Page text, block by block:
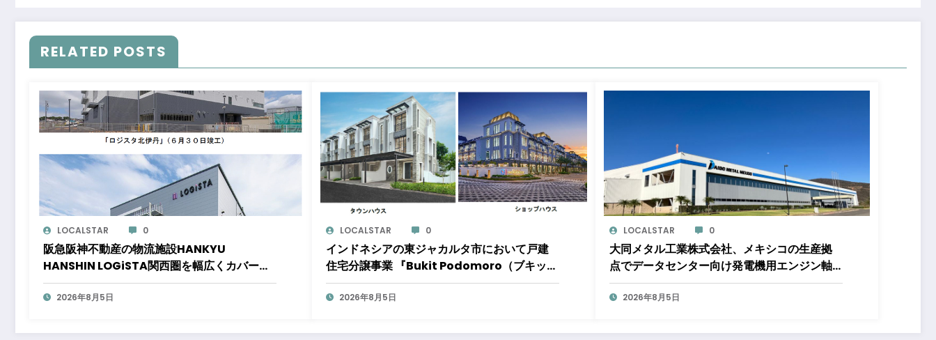
RELATED POSTS
LOCALSTAR 0
阪急阪神不動産の物流施設HANKYU
HANSHIN LOGiSTA関西圏を幅広くカバーで
きる好立地に新たな物流施設が誕生「ロジス
タ北伊丹」と「ロジスタ京都伏見」が竣工し
2026年8月5日
LOCALSTAR 0
インドネシアの東ジャカルタ市において戸建
住宅分譲事業 『Bukit Podomoro（ブキット
ポドモロ）』に参画しますタウンハウスとシ
ョップハウスを合わせた総戸数432戸のプロジ
2026年8月5日
LOCALSTAR 0
大同メタル工業株式会社、メキシコの生産拠
点でデータセンター向け発電機用エンジン軸
受の生産能力増強投資を決定 ～北米顧客と
の生産コミットメント契約締結に基づく40億
2026年8月5日